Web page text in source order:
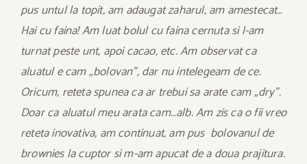
pus untul la topit, am adaugat zaharul, am amestecat…
Hai cu faina! Am luat bolul cu faina cernuta si l-am
turnat peste unt, apoi cacao, etc. Am observat ca
aluatul e cam „bolovan”, dar nu intelegeam de ce.
Oricum, reteta spunea ca ar trebui sa arate cam „dry”.
Doar ca aluatul meu arata cam…alb. Am zis ca o fii vreo
reteta inovativa, am continuat, am pus bolovanul de
brownies la cuptor si m-am apucat de a doua prajitura.